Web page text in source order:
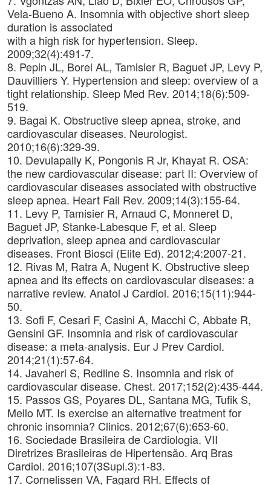
Vela-Bueno A. Insomnia with objective short sleep
duration is associated
with a high risk for hypertension. Sleep.
2009;32(4):491-7.
8. Pepin JL, Borel AL, Tamisier R, Baguet JP, Levy P,
Dauvilliers Y. Hypertension and sleep: overview of a
tight relationship. Sleep Med Rev. 2014;18(6):509-
519.
9. Bagai K. Obstructive sleep apnea, stroke, and
cardiovascular diseases. Neurologist.
2010;16(6):329-39.
10. Devulapally K, Pongonis R Jr, Khayat R. OSA:
the new cardiovascular disease: part II: Overview of
cardiovascular diseases associated with obstructive
sleep apnea. Heart Fail Rev. 2009;14(3):155-64.
11. Levy P, Tamisier R, Arnaud C, Monneret D,
Baguet JP, Stanke-Labesque F, et al. Sleep
deprivation, sleep apnea and cardiovascular
diseases. Front Biosci (Elite Ed). 2012;4:2007-21.
12. Rivas M, Ratra A, Nugent K. Obstructive sleep
apnea and its effects on cardiovascular diseases: a
narrative review. Anatol J Cardiol. 2016;15(11):944-
50.
13. Sofi F, Cesari F, Casini A, Macchi C, Abbate R,
Gensini GF. Insomnia and risk of cardiovascular
disease: a meta-analysis. Eur J Prev Cardiol.
2014;21(1):57-64.
14. Javaheri S, Redline S. Insomnia and risk of
cardiovascular disease. Chest. 2017;152(2):435-444.
15. Passos GS, Poyares DL, Santana MG, Tufik S,
Mello MT. Is exercise an alternative treatment for
chronic insomnia? Clinics. 2012;67(6):653-60.
16. Sociedade Brasileira de Cardiologia. VII
Diretrizes Brasileiras de Hipertensão. Arq Bras
Cardiol. 2016;107(3Supl.3):1-83.
17. Cornelissen VA, Fagard RH. Effects of